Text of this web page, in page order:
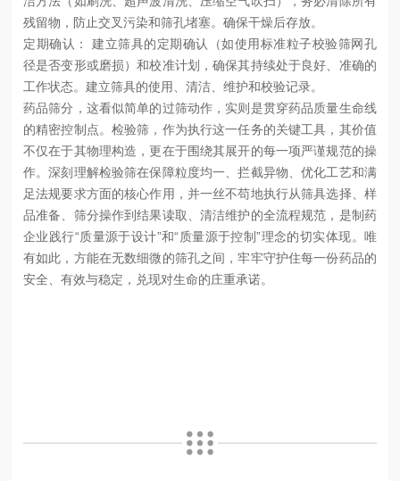
残留物，防止交叉污染和筛孔堵塞。确保干燥后存放。
定期确认：
建立筛具的定期确认（如使用标准粒子校验筛网孔
径是否变形或磨损）和校准计划，确保其持续处于良好、准确的
工作状态。建立筛具的使用、清洁、维护和校验记录。
药品筛分，这看似简单的过筛动作，实则是贯穿药品质量生命线
的精密控制点。检验筛，作为执行这一任务的关键工具，其价值
不仅在于其物理构造，更在于围绕其展开的每一项严谨规范的操
作。深刻理解检验筛在保障粒度均一、拦截异物、优化工艺和满
足法规要求方面的核心作用，并一丝不苟地执行从筛具选择、样
品准备、筛分操作到结果读取、清洁维护的全流程规范，是制药
企业践行“质量源于设计”和“质量源于控制”理念的切实体现。唯
有如此，方能在无数细微的筛孔之间，牢牢守护住每一份药品的
安全、有效与稳定，兑现对生命的庄重承诺。